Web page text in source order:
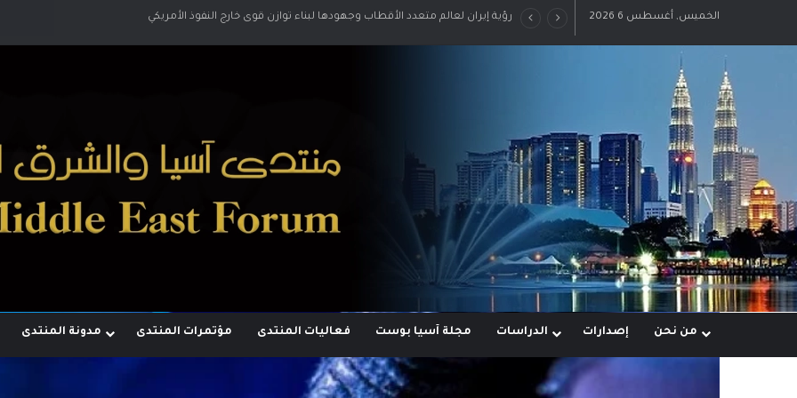
الخميس, أغسطس 6 2026 رؤية إيران لعالم متعدد الأقطاب وجهودها لبناء توازن قوى خارج النفوذ الأمريكي
من نحن إصدارات الدراسات مجلة آسيا بوست فعاليات المنتدى مؤتمرات المنتدى مدونة المنتدى